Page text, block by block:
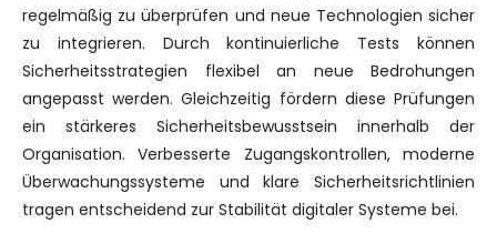
regelmäßig zu überprüfen und neue Technologien sicher
zu integrieren. Durch kontinuierliche Tests können
Sicherheitsstrategien flexibel an neue Bedrohungen
angepasst werden. Gleichzeitig fördern diese Prüfungen
ein stärkeres Sicherheitsbewusstsein innerhalb der
Organisation. Verbesserte Zugangskontrollen, moderne
Überwachungssysteme und klare Sicherheitsrichtlinien
tragen entscheidend zur Stabilität digitaler Systeme bei.